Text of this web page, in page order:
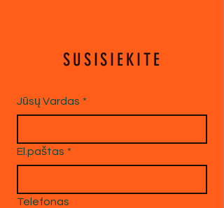
SUSISIEKITE
Jūsų Vardas *
El.paštas *
Telefonas